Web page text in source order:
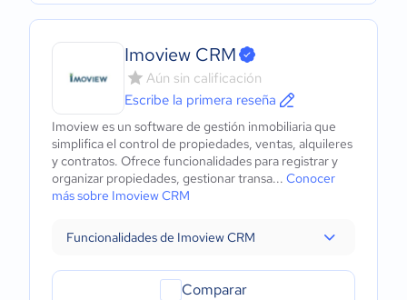
Imoview CRM
Aún sin calificación
Escribe la primera reseña
Imoview es un software de gestión inmobiliaria que
simplifica el control de propiedades, ventas, alquileres
y contratos. Ofrece funcionalidades para registrar y
organizar propiedades, gestionar transa... Conocer
más sobre Imoview CRM
Funcionalidades de Imoview CRM
Comparar